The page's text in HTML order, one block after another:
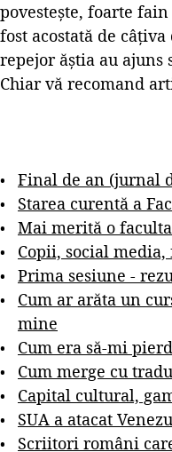
povestește, foarte
fost acostată de
repejor ăștia au ajuns
Chiar vă recomand
Final de an (jurnal
Starea curentă a
Mai merită o
Copii, social
Prima sesiune -
Cum ar arăta un
mine
Cum era să-mi
Cum merge cu
Capital cultural,
SUA a atacat
Scriitori români